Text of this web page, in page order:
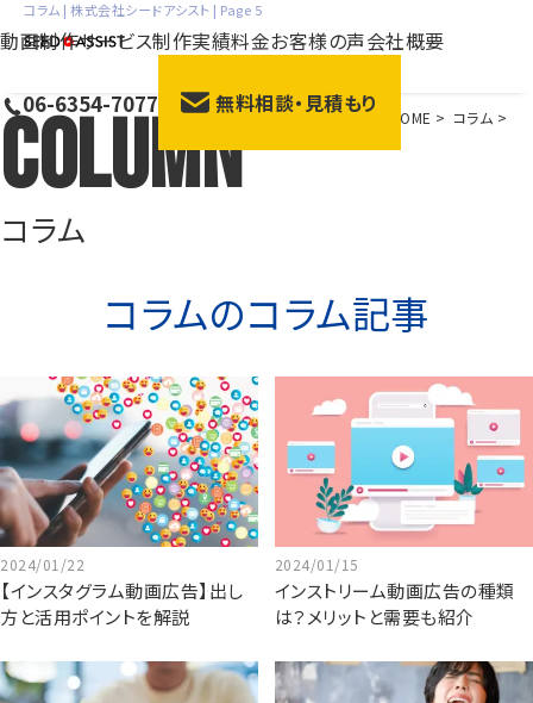
コラム | 株式会社シードアシスト | Page 5
動画制作サービス
採用動画
制作実績料金お客様の声会社概要
06-6354-7077 無料相談・見積もり
Column
コラム
HOME > コラム >
コラムのコラム記事
2024/01/22
【インスタグラム動画広告】出し
方と活用ポイントを解説
2024/01/15
インストリーム動画広告の種類
は？メリットと需要も紹介